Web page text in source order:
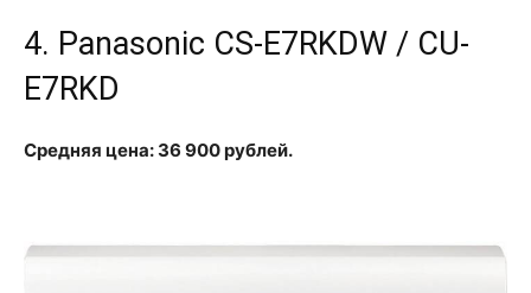
4. Panasonic CS-E7RKDW / CU-
E7RKD
Средняя цена: 36 900 рублей.